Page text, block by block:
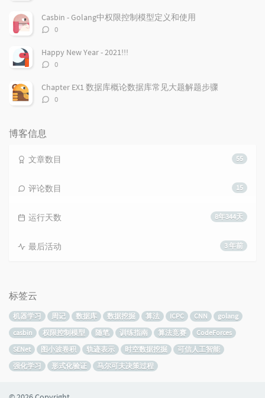
数：
Casbin - Golang中权限控制模型定义和使用
评
数：
0
Happy New Year - 2021!!!
评
数：
0
Chapter EX1 数据库概论数据库常见大题解题步骤
评
0
博客信息
55
文章数目
15
评论数目
8年344天
运行天数
3 年前
最后活动
标签云
机器学习 周记 数据库 数据挖掘 算法 ICPC CNN
golang
casbin
权限控制模型 随笔 训练指南 算法竞赛
CodeForces
SENet
图小波卷积 轨迹表示 时空数据挖掘
可信人工智能
强化学习
形式化验证 马尔可夫决策过程